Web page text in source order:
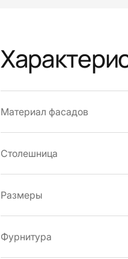
Материал фасадов
Столешница
Размеры
Фурнитура